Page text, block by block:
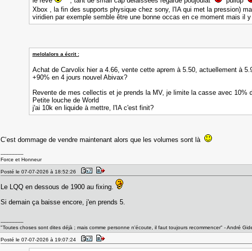
Xbox , la fin des supports physique chez sony, l'IA qui met la pression)
viridien par exemple semble être une bonne occas en ce moment mais il
melolalors a écrit :
Achat de Carvolix hier a 4.66, vente cette aprem à 5.50, actuellement à
+90% en 4 jours nouvel Abivax?
Revente de mes cellectis et je prends la MV, je limite la casse avec 10%
Petite louche de World
j'ai 10k en liquide à mettre, l'IA c'est finit?
C’est dommage de vendre maintenant alors que les volumes sont là
---------------
Force et Honneur
Posté le 07-07-2026 à 18:52:26
Le LQQ en dessous de 1900 au fixing.
Si demain ça baisse encore, j'en prends 5.
---------------
"Toutes choses sont dites déjà ; mais comme personne n'écoute, il faut toujours recommencer" - André
Posté le 07-07-2026 à 19:07:24